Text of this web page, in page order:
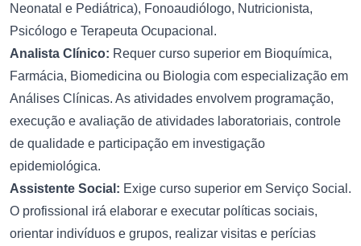
Neonatal e Pediátrica), Fonoaudiólogo, Nutricionista,
Psicólogo e Terapeuta Ocupacional.
Analista Clínico: Requer curso superior em Bioquímica,
Farmácia, Biomedicina ou Biologia com especialização em
Análises Clínicas. As atividades envolvem programação,
execução e avaliação de atividades laboratoriais, controle
de qualidade e participação em investigação
epidemiológica.
Assistente Social: Exige curso superior em Serviço Social.
O profissional irá elaborar e executar políticas sociais,
orientar indivíduos e grupos, realizar visitas e perícias